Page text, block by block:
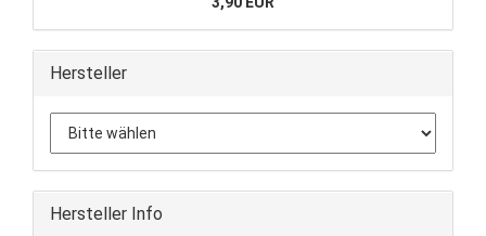
Hersteller
Hersteller Info